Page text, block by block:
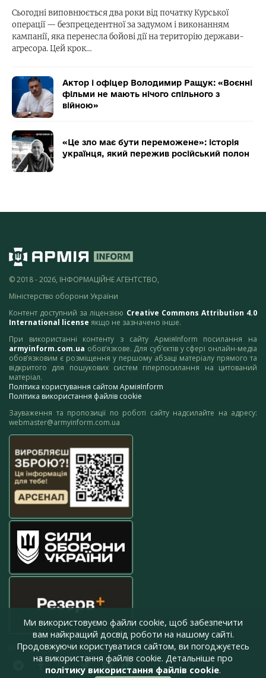
Сьогодні виповнюється два роки від початку Курської
операції — безпрецедентної за задумом і виконанням
кампанії, яка перенесла бойові дії на територію держави-
агресора. Цей крок…
Актор і офіцер Володимир Ращук: «Воєнні
фільми не мають нічого спільного з
війною»
«Це зло має бути переможене»: історія
українця, який пережив російський полон
© 2018 - 2026, ІНФОРМАЦІЙНЕ АГЕНТСТВО,
Міністерство оборони України
Контент доступний за ліцензією Creative Commons Attribution 4.0
International license якщо не зазначено інше.
При використанні контенту з сайту АрміяInform посилання на
armyinform.com.ua обов’язкове. Для суб’єктів у сфері онлайн-медіа
обов’язковим є розміщення у першому абзаці матеріалу прямого та
відкритого для пошукових систем гіперпосилання на цитований
матеріал.
Політика користування сайтом АрміяInform
Політика використання файлів cookie
Зауваження та пропозиції по роботі сайту надсилайте на адресу:
webmaster@armyinform.com.ua
press@armyinform.com.ua
Ми використовуємо файли cookie, щоб забезпечити
вам найкращий досвід роботи на нашому сайті.
Продовжуючи користуватися сайтом, ви погоджуєтесь
на використання файлів cookie. Детальніше про
політику використання файлів cookie.